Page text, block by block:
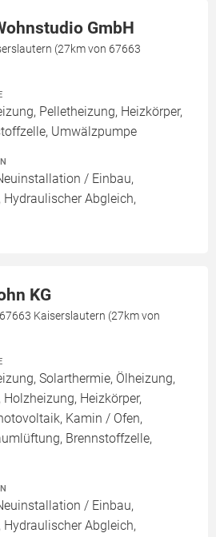
GmbH
(27km von 67663
Pelletheizung, Heizkörper,
Umwälzpumpe
/ Einbau,
Abgleich,
KG
Kaiserslautern (27km von
Solarthermie, Ölheizung,
Holzheizung, Heizkörper,
Kamin / Ofen,
Brennstoffzelle,
/ Einbau,
Abgleich,